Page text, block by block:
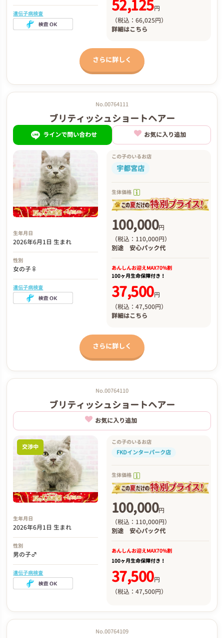
遺伝子病検査 52,125円
（税込：66,025円）
詳細はこちら
さらに詳しく
No.00764111
ブリティッシュショートヘアー
ラインで問い合わせ お気に入り追加
生年月日
2026年6月1日 生まれ
性別
女の子♀
遺伝子病検査
この子のいるお店
宇都宮店
生体価格
100,000円
（税込：110,000円）
別途 安心パック代
あんしんお迎えMAX70%割
100ヶ月生命保障付き！
37,500円
（税込：47,500円）
詳細はこちら
さらに詳しく
No.00764110
ブリティッシュショートヘアー
お気に入り追加
交渉中
生年月日
2026年6月1日 生まれ
性別
男の子♂
遺伝子病検査
この子のいるお店
FKDインターパーク店
生体価格
100,000円
（税込：110,000円）
別途 安心パック代
あんしんお迎えMAX70%割
100ヶ月生命保障付き！
37,500円
（税込：47,500円）
No.00764109